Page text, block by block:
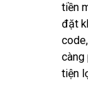
tiền
đặt
càng
tiện